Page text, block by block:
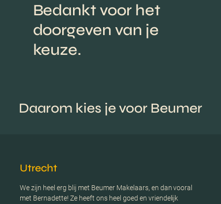
Bedankt voor het
doorgeven van je
keuze.
Daarom kies je voor Beumer
Utrecht
We zijn heel erg blij met Beumer Makelaars, en dan vooral
met Bernadette! Ze heeft ons heel goed en vriendelijk